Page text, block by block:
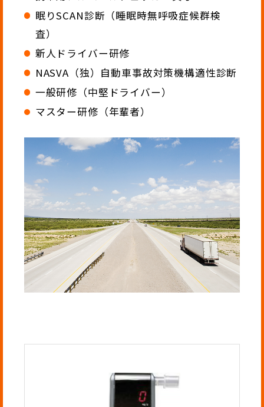
眠りSCAN診断（睡眠時無呼吸症候群検
査）
新人ドライバー研修
NASVA（独）自動車事故対策機構適性診断
一般研修（中堅ドライバー）
マスター研修（年輩者）